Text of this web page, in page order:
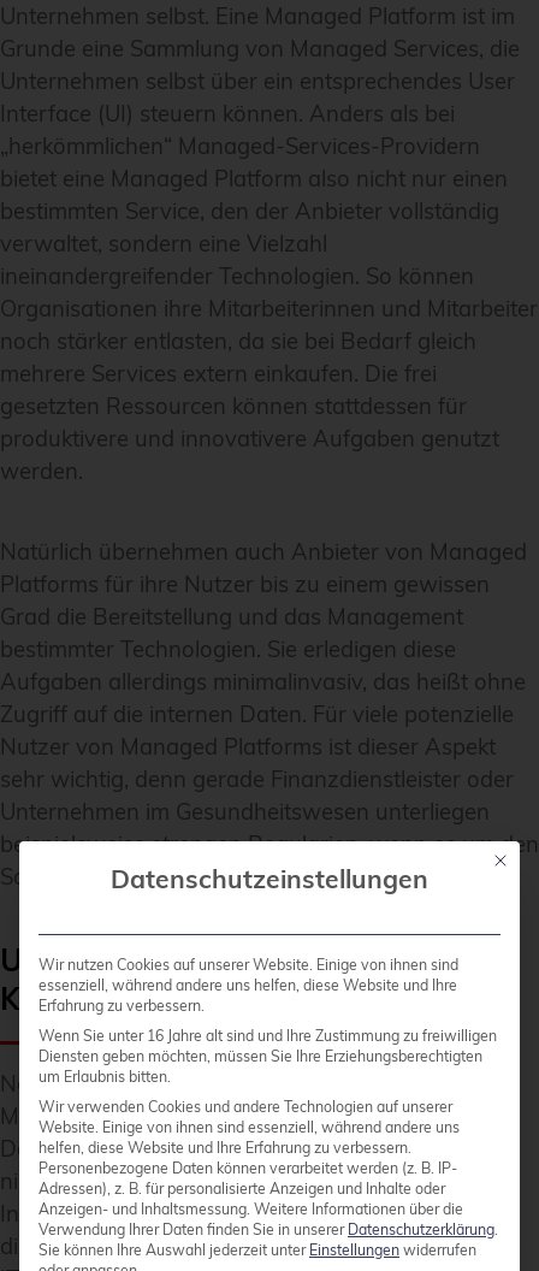
Unternehmen selbst. Eine Managed Platform ist im
Grunde eine Sammlung von Managed Services, die
Unternehmen selbst über ein entsprechendes User
Interface (UI) steuern können. Anders als bei
„herkömmlichen“ Managed-Services-Providern
bietet eine Managed Platform also nicht nur einen
bestimmten Service, den der Anbieter vollständig
verwaltet, sondern eine Vielzahl
ineinandergreifender Technologien. So können
Organisationen ihre Mitarbeiterinnen und Mitarbeiter
noch stärker entlasten, da sie bei Bedarf gleich
mehrere Services extern einkaufen. Die frei
gesetzten Ressourcen können stattdessen für
produktivere und innovativere Aufgaben genutzt
werden.
Natürlich übernehmen auch Anbieter von Managed
Platforms für ihre Nutzer bis zu einem gewissen
Grad die Bereitstellung und das Management
bestimmter Technologien. Sie erledigen diese
Aufgaben allerdings minimalinvasiv, das heißt ohne
Zugriff auf die internen Daten. Für viele potenzielle
Nutzer von Managed Platforms ist dieser Aspekt
sehr wichtig, denn gerade Finanzdienstleister oder
Unternehmen im Gesundheitswesen unterliegen
beispielsweise strengen Regularien, wenn es um den
Schutz der Kundendaten geht.
Unternehmen behalten
Kontrolle über den Data Layer
Neben der Hoheit über die internen Daten liegt bei
Managed Platforms auch die Kontrolle über den
Data Layer zu jeder Zeit beim Unternehmen und
nicht beim Anbieter der Dienstleistung. Das User
Interface der Managed Platform stellt dabei quasi
die Verwaltungsebene dar, über die die Nutzer ihre
Mit
Datenschutzeinstellungen
Wir nutzen Cookies auf unserer Website. Einige von ihnen sind
essenziell, während andere uns helfen, diese Website und Ihre
Erfahrung zu verbessern.
Wenn Sie unter 16 Jahre alt sind und Ihre Zustimmung zu freiwilligen
Diensten geben möchten, müssen Sie Ihre Erziehungsberechtigten
um Erlaubnis bitten.
Wir verwenden Cookies und andere Technologien auf unserer
Website. Einige von ihnen sind essenziell, während andere uns
helfen, diese Website und Ihre Erfahrung zu verbessern.
Personenbezogene Daten können verarbeitet werden (z. B. IP-
Adressen), z. B. für personalisierte Anzeigen und Inhalte oder
Anzeigen- und Inhaltsmessung. Weitere Informationen über die
Verwendung Ihrer Daten finden Sie in unserer Datenschutzerklärung.
Sie können Ihre Auswahl jederzeit unter Einstellungen widerrufen